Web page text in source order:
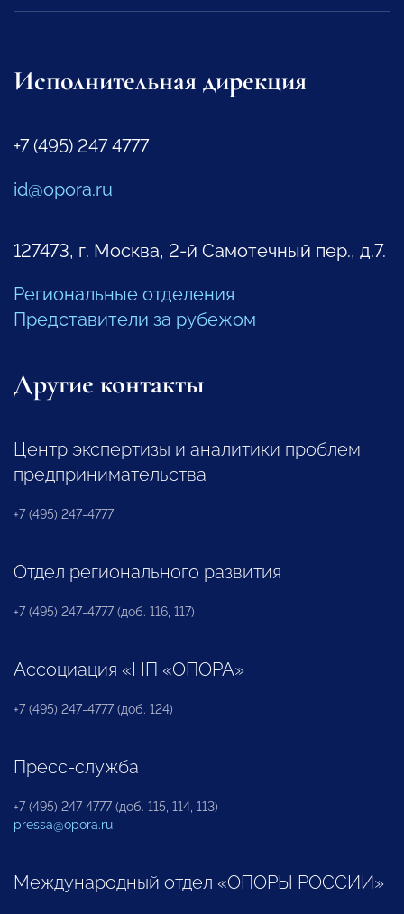
Исполнительная дирекция
+7 (495) 247 4777
id@opora.ru
127473, г. Москва, 2-й Самотечный пер., д.7.
Региональные отделения
Представители за рубежом
Другие контакты
Центр экспертизы и аналитики проблем
предпринимательства
+7 (495) 247-4777
Отдел регионального развития
+7 (495) 247-4777 (доб. 116, 117)
Ассоциация «НП «ОПОРА»
+7 (495) 247-4777 (доб. 124)
Пресс-служба
+7 (495) 247 4777 (доб. 115, 114, 113)
pressa@opora.ru
Международный отдел «ОПОРЫ РОССИИ»